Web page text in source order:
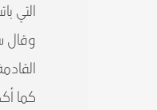
التي
وقال
كما